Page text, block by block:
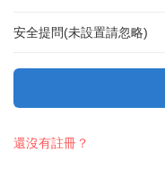
安全提問(未設置請忽略)
還沒有註冊？